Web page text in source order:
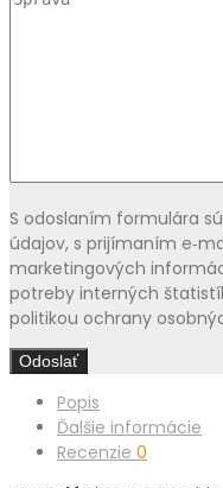
S odoslaním formulára
údajov, s prijímaním
marketingových
potreby interných
politikou ochrany
Popis
Ďalšie informácie
Recenzie 0